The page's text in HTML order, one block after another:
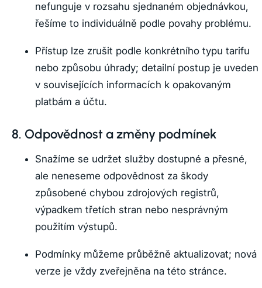
nefunguje v rozsahu sjednaném objednávkou,
řešíme to individuálně podle povahy problému.
Přístup lze zrušit podle konkrétního typu tarifu
nebo způsobu úhrady; detailní postup je uveden
v souvisejících informacích k opakovaným
platbám a účtu.
8. Odpovědnost a změny podmínek
Snažíme se udržet služby dostupné a přesné,
ale neneseme odpovědnost za škody
způsobené chybou zdrojových registrů,
výpadkem třetích stran nebo nesprávným
použitím výstupů.
Podmínky můžeme průběžně aktualizovat; nová
verze je vždy zveřejněna na této stránce.